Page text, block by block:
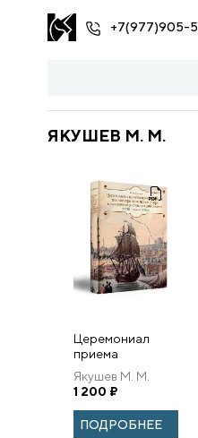
+7(977)905-
ЯКУШЕВ М. М.
Церемониал
приема
иностранных
послов при
османском
дворе в
восприятии
Якушев М. М.
1 200 ₽
ПОДРОБНЕЕ